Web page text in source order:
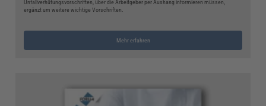
Unfallverhütungsvorschriften, über die Arbeitgeber per Aushang informieren müssen,
ergänzt um weitere wichtige Vorschriften.
Mehr erfahren